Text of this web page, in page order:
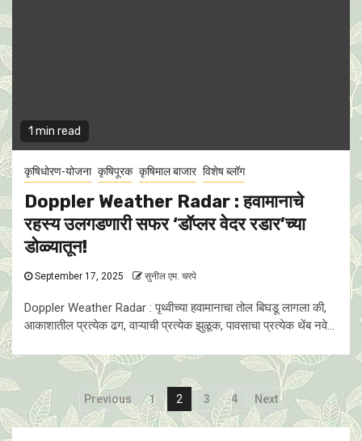
1 min read
कृषिधोरण-योजना कृषिपूरक कृषिमाल बाजार विशेष ब्लॉग
Doppler Weather Radar : हवामानाचे
रहस्य उलगडणारी सफर ‘डॉप्लर वेदर रडार’च्या
डोळ्यातून!
September 17, 2025 सुनील एम. चरपे
Doppler Weather Radar : पृथ्वीच्या हवामानाचा तोल बिघडू लागला की,
आकाशातील प्रत्येक ढग, वाऱ्याची प्रत्येक झुळूक, पावसाचा प्रत्येक थेंब नवे...
Posts
pagination
Previous 1 2 3 4 Next